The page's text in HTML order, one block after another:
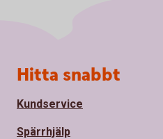
Sidfot
Hitta snabbt
Kundservice
Spärrhjälp